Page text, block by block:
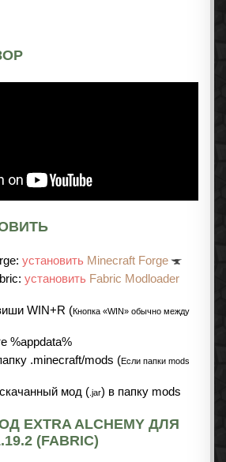
установить Minecraft Forge
установить Fabric Modloader
WIN+R (Кнопка «WIN» обычно между
%appdata%
.minecraft/mods (Если папки mods
мод ( .jar) в папку mods
EXTRA ALCHEMY ДЛЯ
(FABRIC)